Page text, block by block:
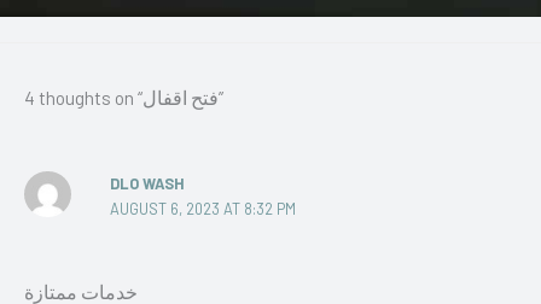
4 thoughts on “فتح اقفال”
DLO WASH
AUGUST 6, 2023 AT 8:32 PM
خدمات ممتازة